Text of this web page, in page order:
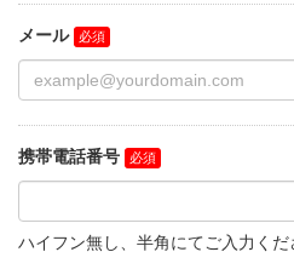
メール
携帯電話番号
ハイフン無し、半角にてご入力くだ